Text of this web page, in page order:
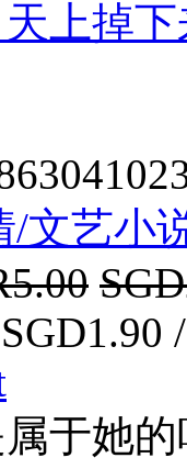
上掉
/文艺小
于她